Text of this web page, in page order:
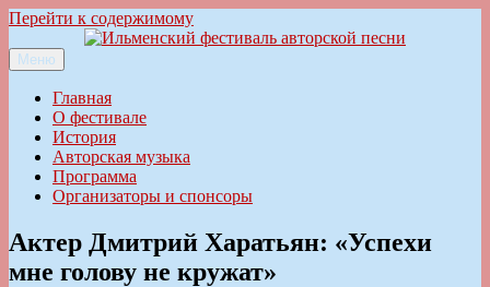
Перейти к содержимому
Ильменский фестиваль авторской песни
Меню
Главная
О фестивале
История
Авторская музыка
Программа
Организаторы и спонсоры
Актер Дмитрий Харатьян: «Успехи
мне голову не кружат»